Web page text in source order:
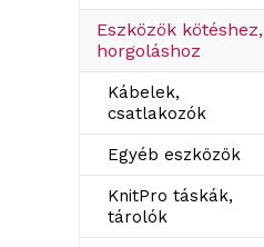
Eszközök kötéshez,
horgoláshoz
Kábelek,
csatlakozók
Egyéb eszközök
KnitPro táskák,
tárolók